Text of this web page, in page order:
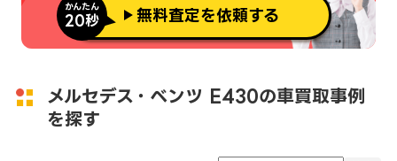
かんたん
20秒 無料査定を依頼する
メルセデス・ベンツ E430の車買取事例
を探す